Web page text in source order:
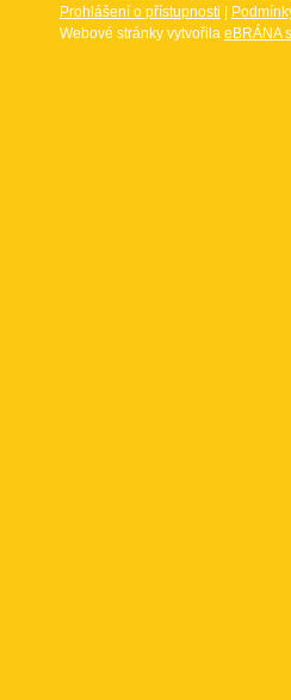
Prohlášení o přístupnosti
Webové stránky vytvořila eBRÁNA